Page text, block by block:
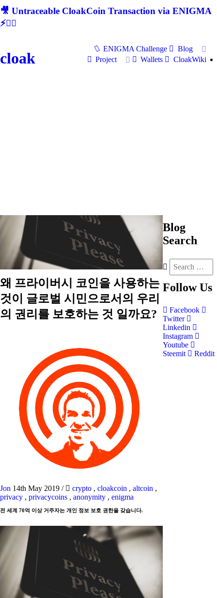
🎥 Untraceable CloakCoin Transaction via ENIGMA
⚡🕵‍♂
cloak
ENIGMA Challenge
Blog
Project
Wallets CloakWiki
왜 프라이버시 코인을 사용하는
것이 글로벌 시민으로서의 우리
의 권리를 보호하는 것 일까요?
Jon 14th May 2019 / crypto , cloakcoin , altcoin ,
privacy , privacycoins , anonymity , enigma
전 세계 70억 이상 거주자는 개인 정보 보호 권한을 갖습니다.
Blog
Search
Follow Us
Facebook
Twitter
Linkedin
Instagram
Youtube
Steemit
Reddit